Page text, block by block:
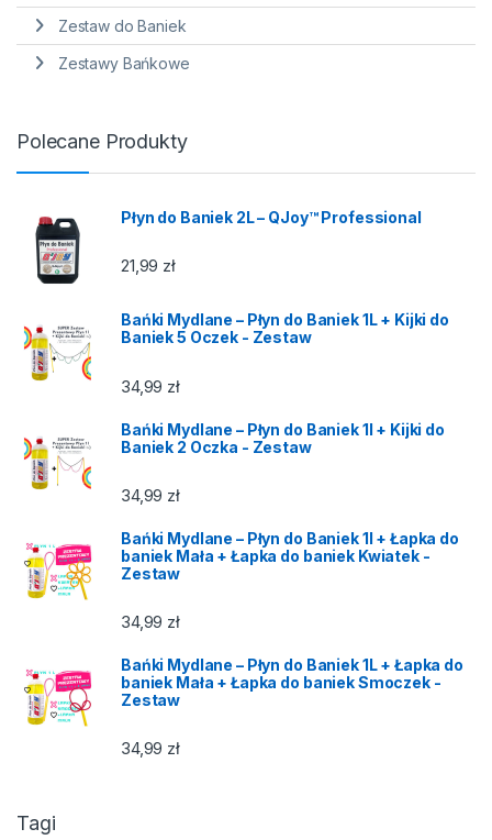
Zestaw do Baniek
Zestawy Bańkowe
Polecane Produkty
Płyn do Baniek 2L – QJoy™ Professional
21,99 zł
Bańki Mydlane – Płyn do Baniek 1L + Kijki do
Baniek 5 Oczek - Zestaw
34,99 zł
Bańki Mydlane – Płyn do Baniek 1l + Kijki do
Baniek 2 Oczka - Zestaw
34,99 zł
Bańki Mydlane – Płyn do Baniek 1l + Łapka do
baniek Mała + Łapka do baniek Kwiatek -
Zestaw
34,99 zł
Bańki Mydlane – Płyn do Baniek 1L + Łapka do
baniek Mała + Łapka do baniek Smoczek -
Zestaw
34,99 zł
Tagi